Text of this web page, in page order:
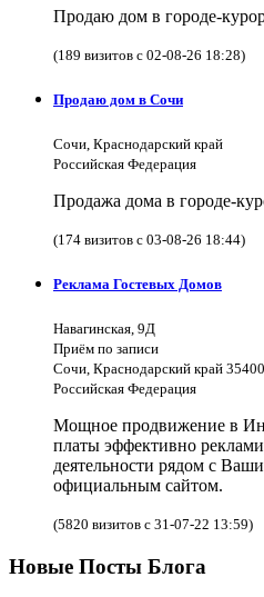
Продаю дом в городе-
(189 визитов с 02-08-26 18:28)
Продаю дом в Сочи
Сочи, Краснодарский край
Российская Федерация
Продажа дома в городе-
(174 визитов с 03-08-26 18:44)
Реклама Гостевых Домов
Навагинская, 9Д
Приём по записи
Сочи, Краснодарский край
Российская Федерация
Мощное продвижение в
платы эффективно
деятельности рядом с
официальным сайтом.
(5820 визитов с 31-07-22 13:59)
Новые Посты Блога